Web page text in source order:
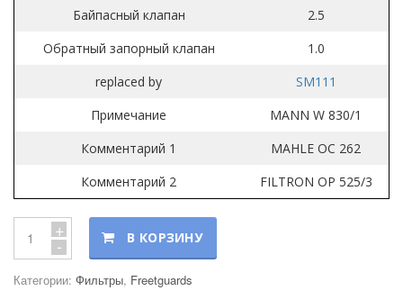
Байпасный клапан
2.5
Обратный запорный клапан
1.0
replaced by
SM111
Примечание
MANN W 830/1
Комментарий 1
MAHLE OC 262
Комментарий 2
FILTRON OP 525/3
+
- В КОРЗИНУ
Категории: Фильтры, Freetguards